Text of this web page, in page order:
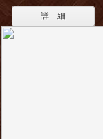
詳 細